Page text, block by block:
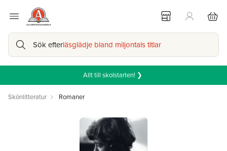
Sök efterläsglädje bland miljontals titlar
Allt till skolstarten! ❯
Skönlitteratur Romaner